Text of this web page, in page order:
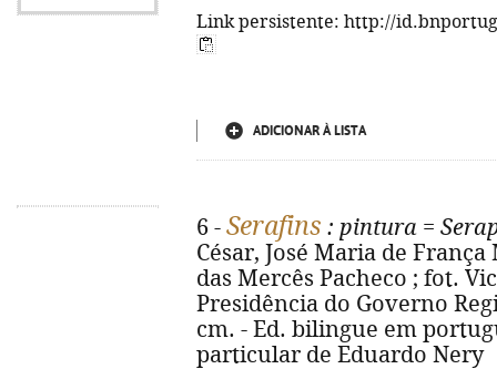
Link persistente: http://
ADICIONAR À LISTA
6 - Serafins : pintura =
César, José Maria de
das Mercês Pacheco ; fot.
Presidência do Governo
cm. - Ed. bilingue em
particular de Eduardo Nery